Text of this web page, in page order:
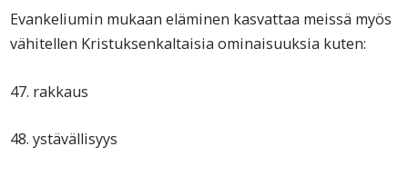
Evankeliumin mukaan eläminen kasvattaa meissä myös
vähitellen Kristuksenkaltaisia ominaisuuksia kuten:
47. rakkaus
48. ystävällisyys